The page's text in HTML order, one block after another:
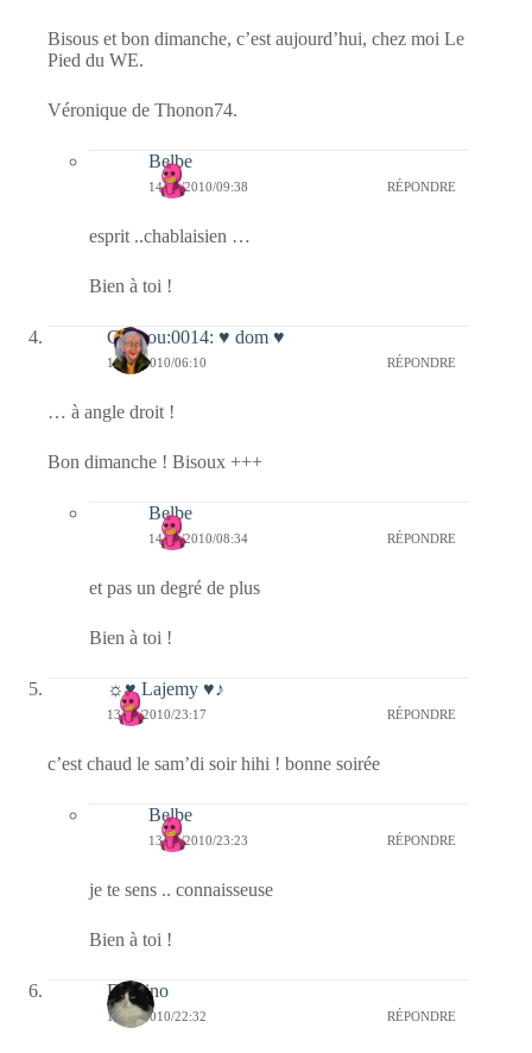
Bisous et bon dimanche, c’est aujourd’hui, chez moi Le
Pied du WE.
Véronique de Thonon74.
Belbe
14/11/2010/09:38 RÉPONDRE
esprit ..chablaisien …
Bien à toi !
Coucou:0014: ♥ dom ♥
14/11/2010/06:10 RÉPONDRE
… à angle droit !
Bon dimanche ! Bisoux +++
Belbe
14/11/2010/08:34 RÉPONDRE
et pas un degré de plus
Bien à toi !
☼♥ Lajemy ♥♪
13/11/2010/23:17 RÉPONDRE
c’est chaud le sam’di soir hihi ! bonne soirée
Belbe
13/11/2010/23:23 RÉPONDRE
je te sens .. connaisseuse
Bien à toi !
Domino
13/11/2010/22:32 RÉPONDRE